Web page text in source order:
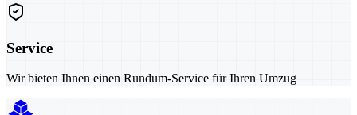
Service
Wir bieten Ihnen einen Rundum-Service für Ihren Umzug